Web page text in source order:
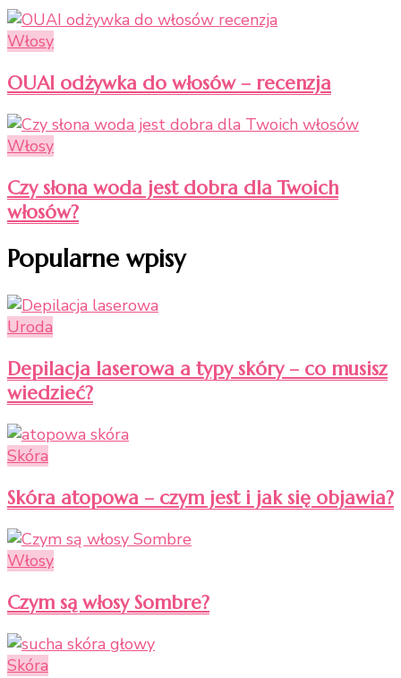
Włosy
OUAI odżywka do włosów – recenzja
Włosy
Czy słona woda jest dobra dla Twoich
włosów?
Popularne wpisy
Uroda
Depilacja laserowa a typy skóry – co musisz
wiedzieć?
Skóra
Skóra atopowa – czym jest i jak się objawia?
Włosy
Czym są włosy Sombre?
Skóra